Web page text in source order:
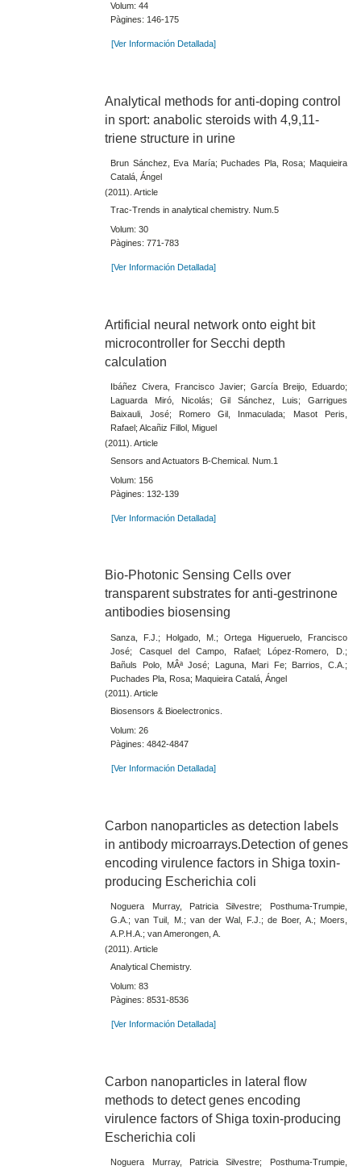
Volum: 44
Pàgines: 146-175
[Ver Información Detallada]
Analytical methods for anti-doping control
in sport: anabolic steroids with 4,9,11-
triene structure in urine
Brun Sánchez, Eva María; Puchades Pla, Rosa; Maquieira
Catalá, Ángel
(2011). Article
Trac-Trends in analytical chemistry. Num.5
Volum: 30
Pàgines: 771-783
[Ver Información Detallada]
Artificial neural network onto eight bit
microcontroller for Secchi depth
calculation
Ibáñez Civera, Francisco Javier; García Breijo, Eduardo;
Laguarda Miró, Nicolás; Gil Sánchez, Luis; Garrigues
Baixauli, José; Romero Gil, Inmaculada; Masot Peris,
Rafael; Alcañiz Fillol, Miguel
(2011). Article
Sensors and Actuators B-Chemical. Num.1
Volum: 156
Pàgines: 132-139
[Ver Información Detallada]
Bio-Photonic Sensing Cells over
transparent substrates for anti-gestrinone
antibodies biosensing
Sanza, F.J.; Holgado, M.; Ortega Higueruelo, Francisco
José; Casquel del Campo, Rafael; López-Romero, D.;
Bañuls Polo, MÂª José; Laguna, Mari Fe; Barrios, C.A.;
Puchades Pla, Rosa; Maquieira Catalá, Ángel
(2011). Article
Biosensors & Bioelectronics.
Volum: 26
Pàgines: 4842-4847
[Ver Información Detallada]
Carbon nanoparticles as detection labels
in antibody microarrays.Detection of genes
encoding virulence factors in Shiga toxin-
producing Escherichia coli
Noguera Murray, Patricia Silvestre; Posthuma-Trumpie,
G.A.; van Tuil, M.; van der Wal, F.J.; de Boer, A.; Moers,
A.P.H.A.; van Amerongen, A.
(2011). Article
Analytical Chemistry.
Volum: 83
Pàgines: 8531-8536
[Ver Información Detallada]
Carbon nanoparticles in lateral flow
methods to detect genes encoding
virulence factors of Shiga toxin-producing
Escherichia coli
Noguera Murray, Patricia Silvestre; Posthuma-Trumpie,